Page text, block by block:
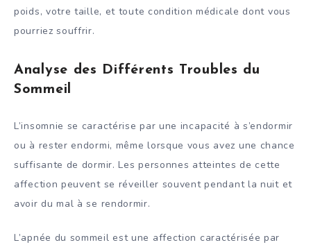
poids, votre taille, et toute condition médicale dont vous
pourriez souffrir.
Analyse des Différents Troubles du
Sommeil
L’insomnie se caractérise par une incapacité à s’endormir
ou à rester endormi, même lorsque vous avez une chance
suffisante de dormir. Les personnes atteintes de cette
affection peuvent se réveiller souvent pendant la nuit et
avoir du mal à se rendormir.
L’apnée du sommeil est une affection caractérisée par